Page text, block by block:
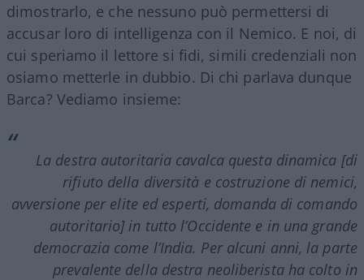
dimostrarlo, e che nessuno può permettersi di
accusar loro di intelligenza con il Nemico. E noi, di
cui speriamo il lettore si fidi, simili credenziali non
osiamo metterle in dubbio. Di chi parlava dunque
Barca? Vediamo insieme:
La destra autoritaria cavalca questa dinamica [di
rifiuto della diversità e costruzione di nemici,
avversione per elite ed esperti, domanda di comando
autoritario] in tutto l’Occidente e in una grande
democrazia come l’India. Per alcuni anni, la parte
prevalente della destra neoliberista ha colto in